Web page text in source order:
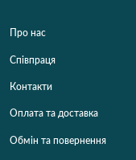
Про нас
Співпраця
Контакти
Оплата та доставка
Обмін та повернення